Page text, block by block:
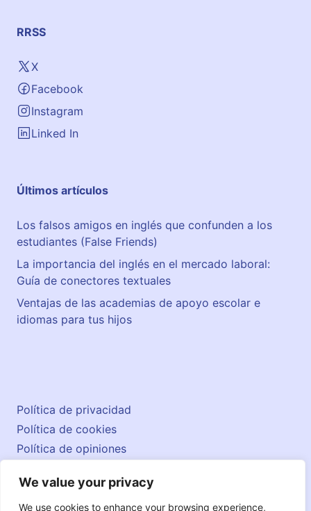
We value your privacy
We use cookies to enhance your browsing experience,
RRSS
X
Facebook
Instagram
Linked In
Últimos artículos
Los falsos amigos en inglés que confunden a los
estudiantes (False Friends)
La importancia del inglés en el mercado laboral:
Guía de conectores textuales
Ventajas de las academias de apoyo escolar e
idiomas para tus hijos
© 2026 englishatlas.es
Política de privacidad
Política de cookies
Política de opiniones
Contacto